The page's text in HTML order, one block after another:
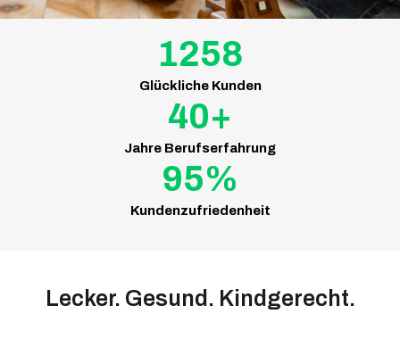
1258
Glückliche Kunden
40+
Jahre Berufserfahrung
95%
Kundenzufriedenheit
Lecker. Gesund. Kindgerecht.